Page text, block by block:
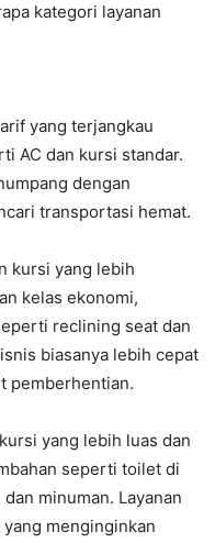
kategori layanan
yang terjangkau
AC dan kursi standar.
dengan
transportasi hemat.
kursi yang lebih
kelas ekonomi,
reclining seat dan
biasanya lebih cepat
pemberhentian.
yang lebih luas dan
seperti toilet di
minuman. Layanan
menginginkan